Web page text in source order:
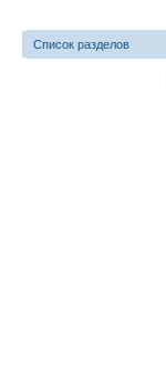
Список разделов